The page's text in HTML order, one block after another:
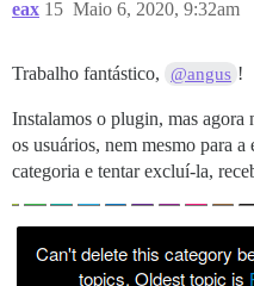
eax Maio 6, 2020, 9:32am
15
Trabalho fantástico, @angus !
Instalamos o plugin, mas agora
os usuários, nem mesmo para
categoria e tentar excluí-la,